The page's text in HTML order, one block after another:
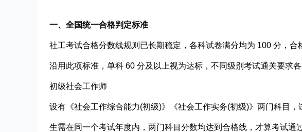
一、全国统一合格判定标准
社工考试合格分数线规则已长期稳定，各科试卷满分均为 100 分，合
沿用此项标准，单科 60 分及以上视为达标，不同级别考试通关要求各
初级社会工作师
设有《社会工作综合能力(初级)》《社会工作实务(初级)》两门科目
生需在同一个考试年度内，两门科目分数均达到合格线，才算考试通